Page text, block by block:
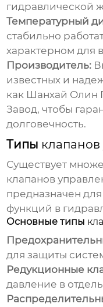
гидравлической
Температурный
стабильно
характерном для
Производитель:
известных и
как Шанхай Олин
Завод, чтобы
долговечность.
Типы клапанов
Существует
клапанов
предназначен
функций в
Основные типы
для защиты
Редукционные
давление в